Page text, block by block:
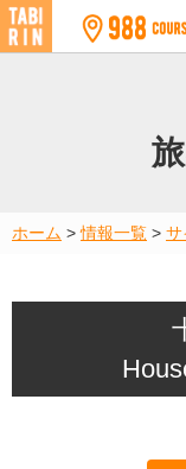
ホーム >情報一覧 > サ